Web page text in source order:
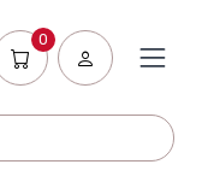
0